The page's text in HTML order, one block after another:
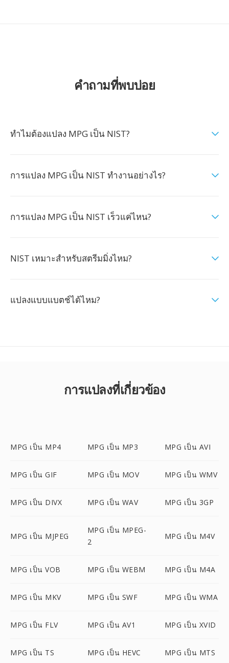
คำถามที่พบบ่อย
ทำไมต้องแปลง MPG เป็น NIST?
การแปลง MPG เป็น NIST ทำงานอย่างไร?
การแปลง MPG เป็น NIST เร็วแค่ไหน?
NIST เหมาะสำหรับสตรีมมิ่งไหม?
แปลงแบบแบตช์ได้ไหม?
การแปลงที่เกี่ยวข้อง
MPG เป็น MP4 MPG เป็น MP3 MPG เป็น AVI
MPG เป็น GIF MPG เป็น MOV MPG เป็น WMV
MPG เป็น DIVX MPG เป็น WAV MPG เป็น 3GP
MPG เป็น MJPEG
MPG เป็น MPEG-
2
MPG เป็น M4V
MPG เป็น VOB MPG เป็น WEBM MPG เป็น M4A
MPG เป็น MKV MPG เป็น SWF MPG เป็น WMA
MPG เป็น FLV MPG เป็น AV1 MPG เป็น XVID
MPG เป็น TS MPG เป็น HEVC MPG เป็น MTS